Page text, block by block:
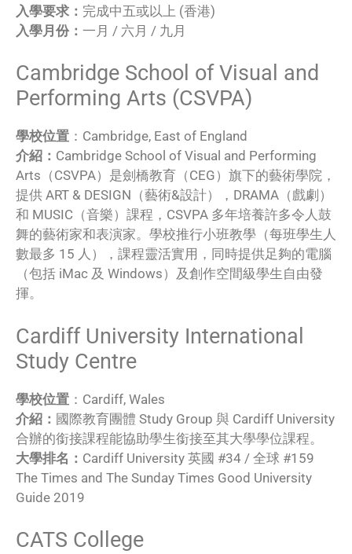
入學要求： 完成中五或以上 (香港)
入學月份： 一月 / 六月 / 九月
Cambridge School of Visual and
Performing Arts (CSVPA)
學校位置 ：Cambridge, East of England
介紹： Cambridge School of Visual and Performing
Arts（CSVPA）是劍橋教育（CEG）旗下的藝術學院，
提供 ART & DESIGN（藝術&設計），DRAMA（戲劇）
和 MUSIC（音樂）課程，CSVPA 多年培養許多令人鼓
舞的藝術家和表演家。學校推行小班教學（每班學生人
數最多 15 人），課程靈活實用，同時提供足夠的電腦
（包括 iMac 及 Windows）及創作空間級學生自由發
揮。
Cardiff University International
Study Centre
學校位置 ：Cardiff, Wales
介紹： 國際教育團體 Study Group 與 Cardiff University
合辦的銜接課程能協助學生銜接至其大學學位課程。
大學排名： Cardiff University 英國 #34 / 全球 #159
The Times and The Sunday Times Good University
Guide 2019
CATS College